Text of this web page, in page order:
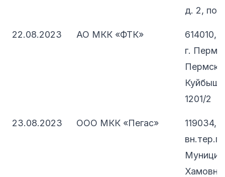
д. 2,
22.08.2023 АО МКК «ФТК»
614010,
г.
1201/2
23.08.2023 ООО МКК «Пегас»
119034,
вн.тер.г.